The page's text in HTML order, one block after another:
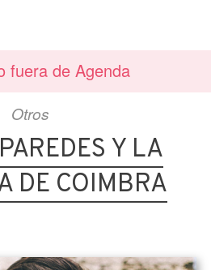
fuera de Agenda
Otros
Y LA
DE COIMBRA